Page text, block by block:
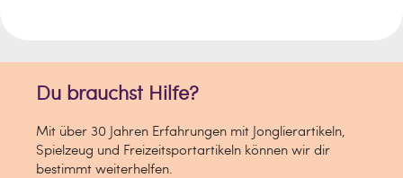
seifenblasen[at]pustefix.de
Du brauchst Hilfe?
Mit über 30 Jahren Erfahrungen mit Jonglierartikeln,
Spielzeug und Freizeitsportartikeln können wir dir
bestimmt weiterhelfen.